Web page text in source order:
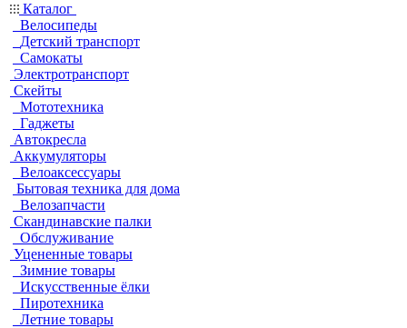
Каталог
Велосипеды
Детский транспорт
Самокаты
Электротранспорт
Скейты
Мототехника
Гаджеты
Автокресла
Аккумуляторы
Велоаксессуары
Бытовая техника для дома
Велозапчасти
Скандинавские палки
Обслуживание
Уцененные товары
Зимние товары
Искусственные ёлки
Пиротехника
Летние товары